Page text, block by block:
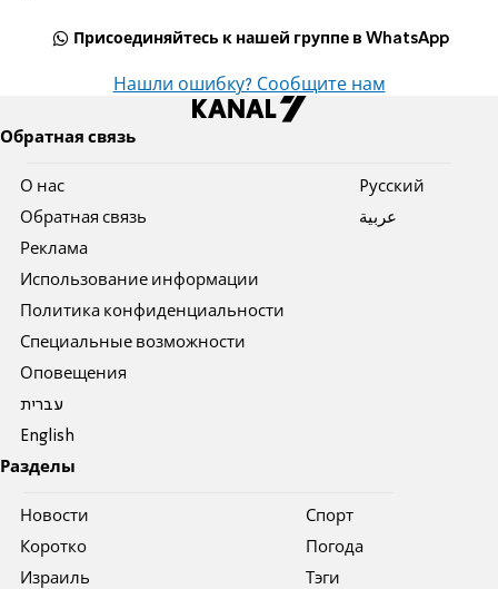
Присоединяйтесь к нашей группе в WhatsApp
Нашли ошибку? Сообщите нам
Обратная связь
О нас
Обратная связь
Реклама
Использование информации
Политика конфиденциальности
Специальные возможности
Оповещения
עברית
English
Pусский
عربية
Разделы
Новости
Коротко
Израиль
Спорт
Погода
Тэги